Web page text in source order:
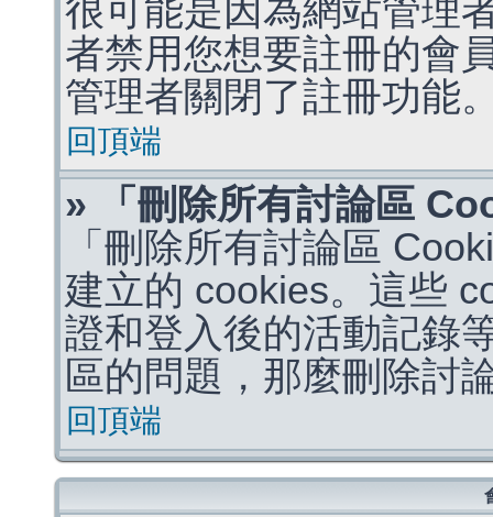
很可能是因為網站管理
者禁用您想要註冊的會
管理者關閉了註冊功能
回頂端
» 「刪除所有討論區
「刪除所有討論區
建立的 cookies。這些
證和登入後的活動記錄
區的問題，那麼刪除討
回頂端